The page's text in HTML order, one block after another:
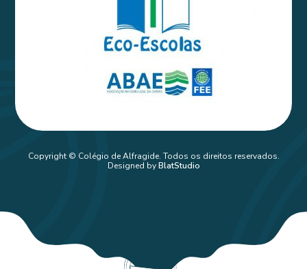
Copyright © Colégio de Alfragide. Todos os direitos reservados.
Designed byBlatStudio